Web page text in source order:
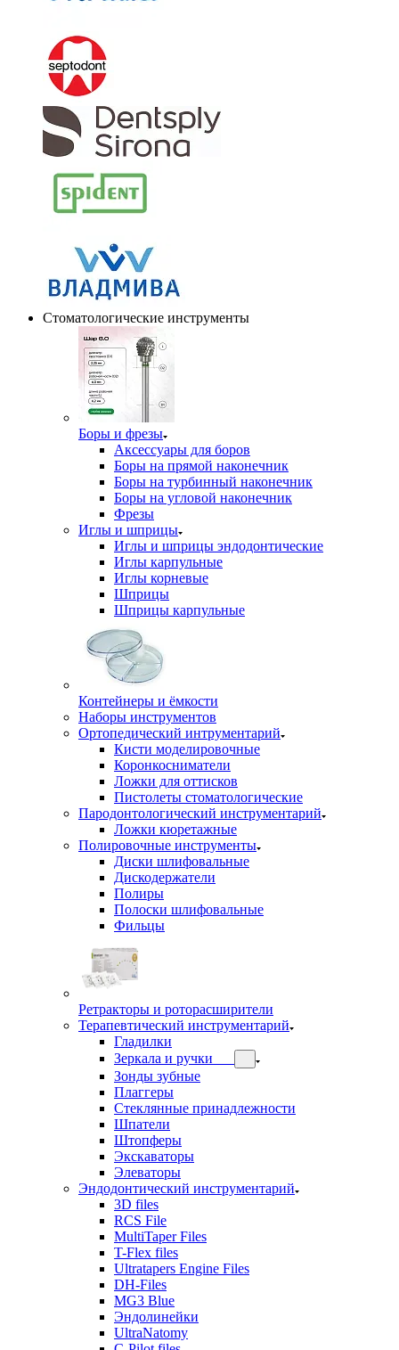
Стоматологические инструменты
Боры и фрезы
Аксессуары для боров
Боры на прямой наконечник
Боры на турбинный наконечник
Боры на угловой наконечник
Фрезы
Иглы и шприцы
Иглы и шприцы эндодонтические
Иглы карпульные
Иглы корневые
Шприцы
Шприцы карпульные
Контейнеры и ёмкости
Наборы инструментов
Ортопедический интрументарий
Кисти моделировочные
Коронкосниматели
Ложки для оттисков
Пистолеты стоматологические
Пародонтологический инструментарий
Ложки кюретажные
Полировочные инструменты
Диски шлифовальные
Дискодержатели
Полиры
Полоски шлифовальные
Фильцы
Ретракторы и роторасширители
Терапевтический инструментарий
Гладилки
Зеркала и ручки
Зонды зубные
Плаггеры
Стеклянные принадлежности
Шпатели
Штопферы
Экскаваторы
Элеваторы
Эндодонтический инструментарий
3D files
RCS File
MultiTaper Files
T-Flex files
Ultratapers Engine Files
DH-Files
MG3 Blue
Эндолинейки
UltraNatomy